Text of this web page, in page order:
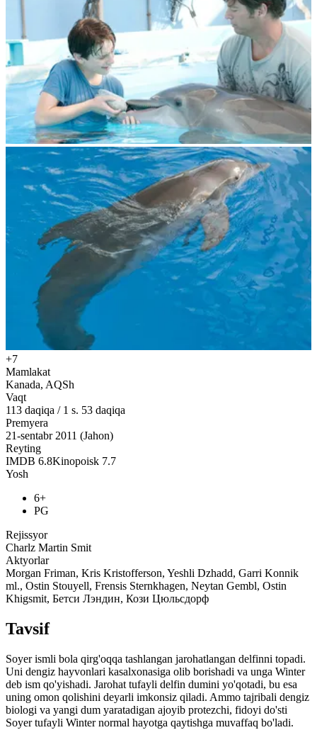
+7
Mamlakat
Kanada, AQSh
Vaqt
113 daqiqa / 1 s. 53 daqiqa
Premyera
21-sentabr 2011 (Jahon)
Reyting
IMDB 6.8Kinopoisk 7.7
Yosh
6+
PG
Rejissyor
Charlz Martin Smit
Aktyorlar
Morgan Friman, Kris Kristofferson, Yeshli Dzhadd, Garri Konnik
ml., Ostin Stouyell, Frensis Sternkhagen, Neytan Gembl, Ostin
Khigsmit, Бетси Лэндин, Кози Цюльсдорф
Tavsif
Soyer ismli bola qirg'oqqa tashlangan jarohatlangan delfinni topadi.
Uni dengiz hayvonlari kasalxonasiga olib borishadi va unga Winter
deb ism qo'yishadi. Jarohat tufayli delfin dumini yo'qotadi, bu esa
uning omon qolishini deyarli imkonsiz qiladi. Ammo tajribali dengiz
biologi va yangi dum yaratadigan ajoyib protezchi, fidoyi do'sti
Soyer tufayli Winter normal hayotga qaytishga muvaffaq bo'ladi.